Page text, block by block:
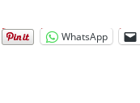
WhatsApp